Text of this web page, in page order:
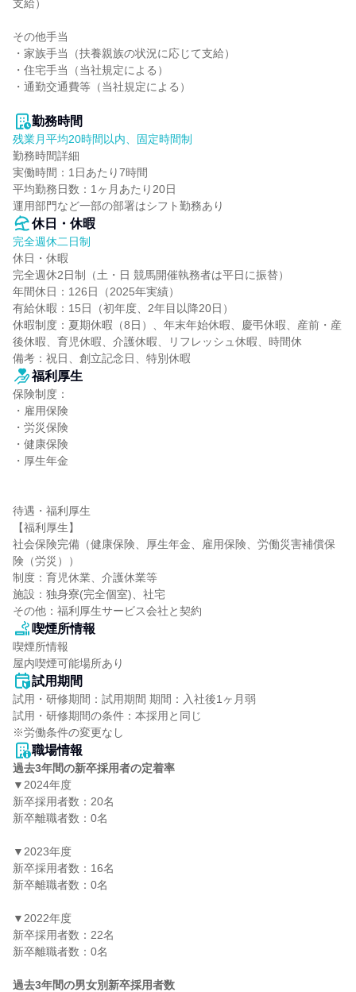
支給）
その他手当
・家族手当（扶養親族の状況に応じて支給）
・住宅手当（当社規定による）
・通勤交通費等（当社規定による）
勤務時間
残業月平均20時間以内、固定時間制
勤務時間詳細
実働時間：1日あたり7時間
平均勤務日数：1ヶ月あたり20日
運用部門など一部の部署はシフト勤務あり
休日・休暇
完全週休二日制
休日・休暇
完全週休2日制（土・日 競馬開催執務者は平日に振替）
年間休日：126日（2025年実績）
有給休暇：15日（初年度、2年目以降20日）
休暇制度：夏期休暇（8日）、年末年始休暇、慶弔休暇、産前・産
後休暇、育児休暇、介護休暇、リフレッシュ休暇、時間休
備考：祝日、創立記念日、特別休暇
福利厚生
保険制度：
・雇用保険
・労災保険
・健康保険
・厚生年金
待遇・福利厚生
【福利厚生】
社会保険完備（健康保険、厚生年金、雇用保険、労働災害補償保
険（労災））
制度：育児休業、介護休業等
施設：独身寮(完全個室)、社宅
その他：福利厚生サービス会社と契約
喫煙所情報
喫煙所情報
屋内喫煙可能場所あり
試用期間
試用・研修期間：試用期間 期間：入社後1ヶ月弱
試用・研修期間の条件：本採用と同じ
職場情報
過去3年間の新卒採用者の定着率
▼2024年度
新卒採用者数：20名
新卒離職者数：0名
▼2023年度
新卒採用者数：16名
新卒離職者数：0名
▼2022年度
新卒採用者数：22名
新卒離職者数：0名
過去3年間の男女別新卒採用者数